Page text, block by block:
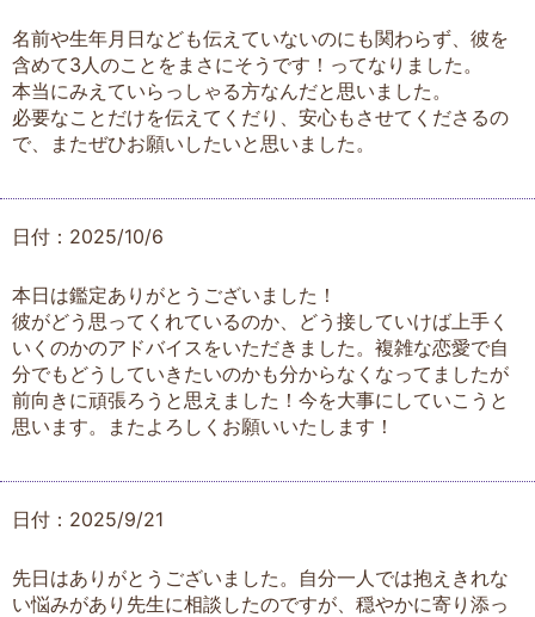
名前や生年月日なども伝えていないのにも関わらず、彼を
含めて3人のことをまさにそうです！ってなりました。
本当にみえていらっしゃる方なんだと思いました。
必要なことだけを伝えてくだり、安心もさせてくださるの
で、またぜひお願いしたいと思いました。
日付：2025/10/6
本日は鑑定ありがとうございました！
彼がどう思ってくれているのか、どう接していけば上手く
いくのかのアドバイスをいただきました。複雑な恋愛で自
分でもどうしていきたいのかも分からなくなってましたが
前向きに頑張ろうと思えました！今を大事にしていこうと
思います。またよろしくお願いいたします！
日付：2025/9/21
先日はありがとうございました。自分一人では抱えきれな
い悩みがあり先生に相談したのですが、穏やかに寄り添っ